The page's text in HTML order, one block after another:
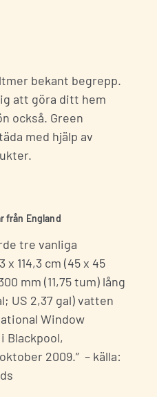
bekant begrepp.
att göra ditt hem
också. Green
med hjälp av
från England
tre vanliga
114,3 cm (45 x 45
mm (11,75 tum) lång
US 2,37 gal) vatten
Window
Blackpool,
2009.” – källa: